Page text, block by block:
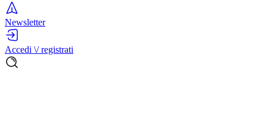
Newsletter
Accedi \/ registrati